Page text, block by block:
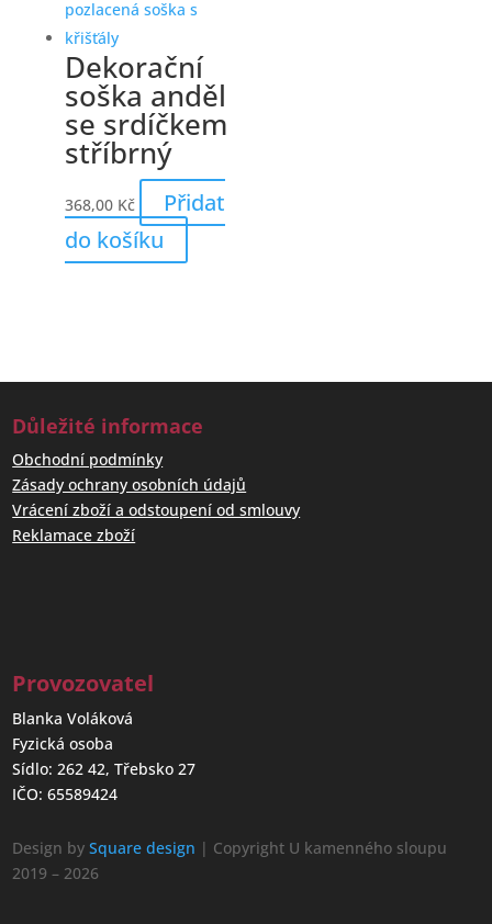
Dekorační
soška anděl
se srdíčkem
stříbrný
368,00 Kč
Přidat
do košíku
Důležité informace
Obchodní podmínky
Zásady ochrany osobních údajů
Vrácení zboží a odstoupení od smlouvy
Reklamace zboží
Provozovatel
Blanka Voláková
Fyzická osoba
Sídlo: 262 42, Třebsko 27
IČO: 65589424
Design bySquare design | Copyright U kamenného sloupu
2019 – 2026